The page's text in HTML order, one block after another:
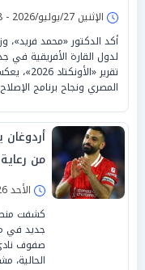
الإثنين 27/يوليو/2026 - 02:48 م
أكد الدكتور «محمد فريد»،
لدول القارة الأفريقية في
تقرير
المصري ونجاح برنامج
من
الأحد 26/يوليو/2026 - 05:40 م
جديد في
صفوف
الحالية،